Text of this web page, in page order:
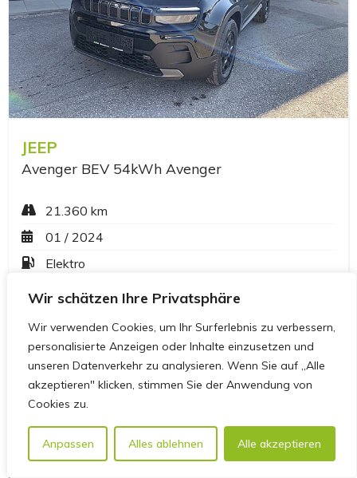
Wir schätzen Ihre Privatsphäre
Wir verwenden Cookies, um Ihr Surferlebnis zu verbessern,
personalisierte Anzeigen oder Inhalte einzusetzen und
unseren Datenverkehr zu analysieren. Wenn Sie auf „Alle
akzeptieren" klicken, stimmen Sie der Anwendung von
Cookies zu.
Anpassen Alles ablehnen Alle akzeptieren